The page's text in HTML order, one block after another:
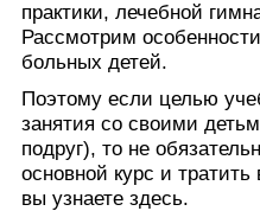
практики, лечебной
Рассмотрим
больных детей.
Поэтому если целью
занятия со своими
подруг), то не
основной курс и
вы узнаете здесь.